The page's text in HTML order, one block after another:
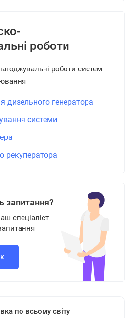
роботи
роботи систем
дизельного генератора
системи
рекуператора
запитання?
спеціаліст
по всьому світу